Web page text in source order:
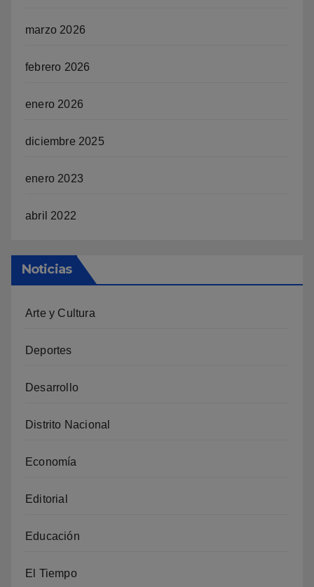
marzo 2026
febrero 2026
enero 2026
diciembre 2025
enero 2023
abril 2022
Noticias
Arte y Cultura
Deportes
Desarrollo
Distrito Nacional
Economía
Editorial
Educación
El Tiempo